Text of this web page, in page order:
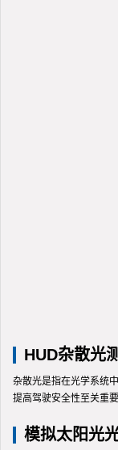
HUD杂散光
杂散光是指在光学系统
提高驾驶安全性至关重
模拟太阳光